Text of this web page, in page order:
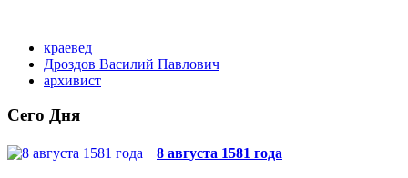
краевед
Дроздов Василий Павлович
архивист
Сего Дня
8 августа 1581 года